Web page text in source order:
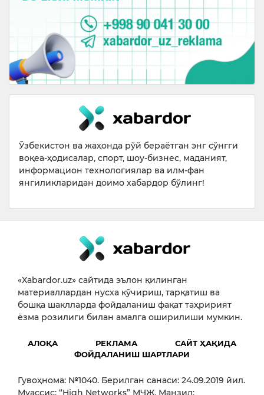
Ўзбекистон ва жаҳонда рўй бераётган энг сўнгги
воқеа-ҳодисалар, спорт, шоу-бизнес, маданият,
информацион технологиялар ва илм-фан
янгиликларидан доимо хабардор бўлинг!
«Xabardor.uz» сайтида эълон қилинган
материаллардан нусха кўчириш, тарқатиш ва
бошқа шаклларда фойдаланиш фақат таҳририят
ёзма розилиги билан амалга оширилиши мумкин.
АЛОҚА РЕКЛАМА
САЙТ ҲАҚИДА
ФОЙДАЛАНИШ ШАРТЛАРИ
Гувоҳнома: №1040. Берилган санаси: 24.09.2019 йил.
Муассис: “High Networks” МЧЖ. Манзил: